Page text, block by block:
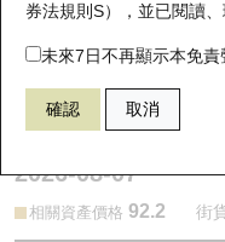
券法規則S），並已閱讀
未來7日不再顯示本免責
確認 取消
24595 瑞銀認
2026-08-07
相關資產價格 92.2 街
即將到期認股證
認股證到期結算價查詢
認股證分析儀
牛熊證街貨分佈圖
正股牛熊證列表
新發行瑞銀牛熊證
十天股證佔大市成交
資金流
街貨統計
恒指成份股
國指成份股
科指成份股
講座及教育短片
認股證投資者教育
牛熊證投資者教育